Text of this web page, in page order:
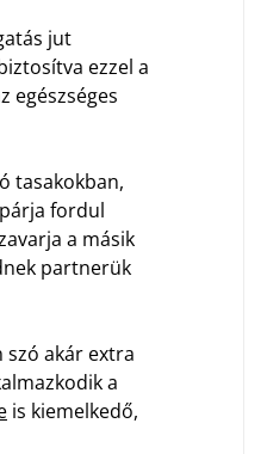
jut
ezzel a
egészséges
tasakokban,
fordul
a másik
partnerük
szó akár extra
a
is kiemelkedő,